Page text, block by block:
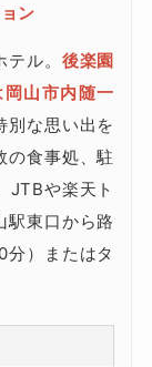
ン
ル。 後楽園
山市内随一
別な思い出を
の食事処、駐
JTBや楽天ト
駅東口から路
）またはタ